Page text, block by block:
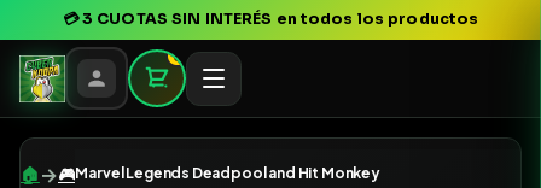
💳3 CUOTAS SIN INTERÉS en todos los productos
0
🏠 →🎮Marvel Legends Deadpool and Hit Monkey